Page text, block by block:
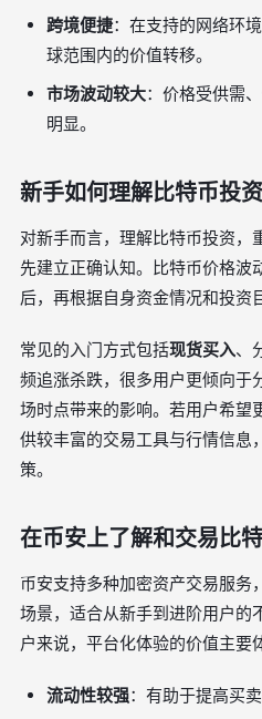
跨境便捷：在支持的网络环
球范围内的价值转移。
市场波动较大：价格受供需
明显。
新手如何理解比特币投资
对新手而言，理解比特币投资，
先建立正确认知。比特币价格波
后，再根据自身资金情况和投资
常见的入门方式包括现货买入、
频追涨杀跌，很多用户更倾向于
场时点带来的影响。若用户希望
供较丰富的交易工具与行情信息
策。
在币安上了解和交易比
币安支持多种加密资产交易服务
场景，适合从新手到进阶用户的
户来说，平台化体验的价值主要
流动性较强：有助于提高买卖